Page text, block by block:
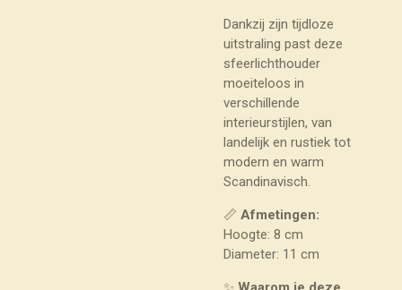
Dankzij zijn tijdloze
uitstraling past deze
sfeerlichthouder
moeiteloos in
verschillende
interieurstijlen, van
landelijk en rustiek tot
modern en warm
Scandinavisch.
📏 Afmetingen:
Hoogte: 8 cm
Diameter: 11 cm